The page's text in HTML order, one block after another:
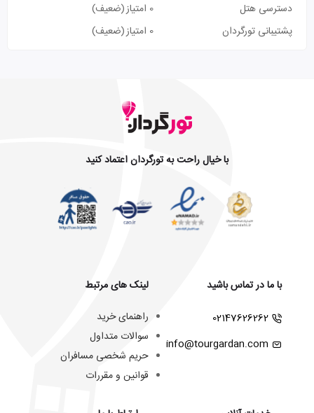
دسترسی هتل
0 امتیاز
(ضعیف)
پشتیبانی تورگردان
0 امتیاز (ضعیف)
با خیال راحت به تورگردان اعتماد کنید
با ما در تماس باشید
02147626262
info@tourgardan.com
لینک های مرتبط
راهنمای خرید
سوالات متداول
حریم شخصی مسافران
قوانین و مقررات